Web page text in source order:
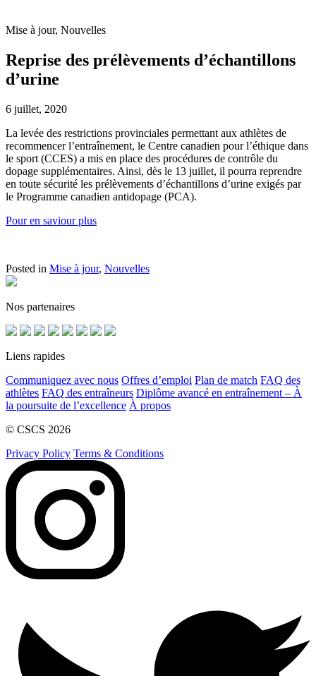
Mise à jour, Nouvelles
Reprise des prélèvements d’échantillons
d’urine
6 juillet, 2020
La levée des restrictions provinciales permettant aux athlètes de
recommencer l’entraînement, le Centre canadien pour l’éthique dans
le sport (CCES) a mis en place des procédures de contrôle du
dopage supplémentaires. Ainsi, dès le 13 juillet, il pourra reprendre
en toute sécurité les prélèvements d’échantillons d’urine exigés par
le Programme canadien antidopage (PCA).
Pour en saviour plus
Posted in Mise à jour, Nouvelles
Nos partenaires
Liens rapides
Communiquez avec nous Offres d’emploi Plan de match FAQ des
athlètes FAQ des entraîneurs Diplôme avancé en entraînement – À
la poursuite de l’excellence À propos
© CSCS 2026
Privacy Policy Terms & Conditions